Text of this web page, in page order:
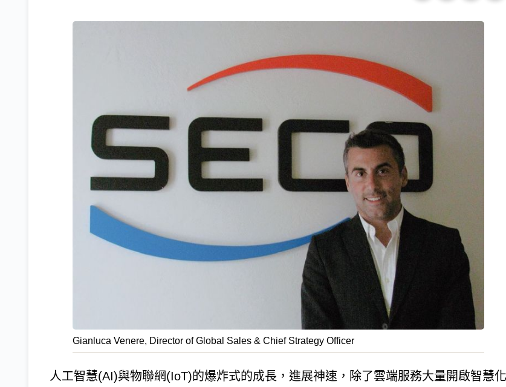
Gianluca Venere, Director of Global Sales & Chief Strategy Officer
人工智慧(AI)與物聯網(IoT)的爆炸式的成長，進展神速，除了雲端服務大量開啟智慧化